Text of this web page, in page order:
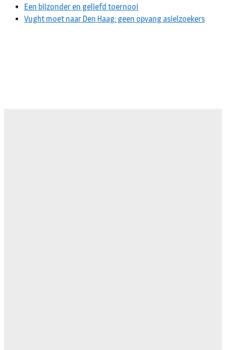
Een bijzonder en geliefd toernooi
Vught moet naar Den Haag: geen opvang asielzoekers